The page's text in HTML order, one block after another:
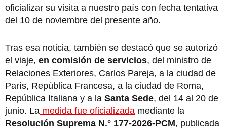
oficializar su visita a nuestro país con fecha tentativa
del 10 de noviembre del presente año.
Tras esa noticia, también se destacó que se autorizó
el viaje, en comisión de servicios, del ministro de
Relaciones Exteriores, Carlos Pareja, a la ciudad de
París, República Francesa, a la ciudad de Roma,
República Italiana y a la Santa Sede, del 14 al 20 de
junio. La medida fue oficializada mediante la
Resolución Suprema N.° 177-2026-PCM, publicada